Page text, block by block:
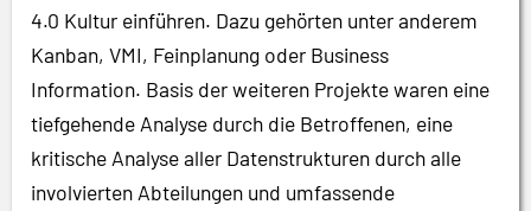
4.0 Kultur einführen. Dazu gehörten unter anderem
Kanban, VMI, Feinplanung oder Business
Information. Basis der weiteren Projekte waren eine
tiefgehende Analyse durch die Betroffenen, eine
kritische Analyse aller Datenstrukturen durch alle
involvierten Abteilungen und umfassende